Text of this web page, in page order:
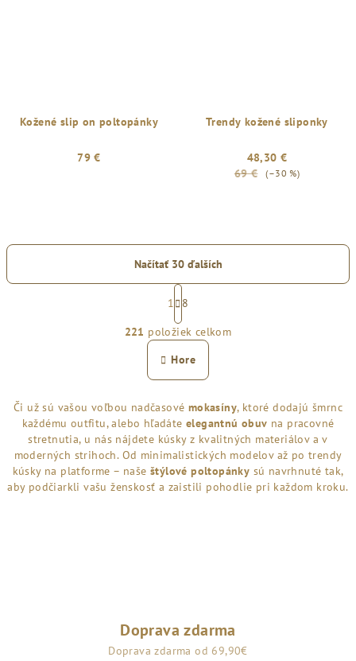
Kožené slip on poltopánky
79 €
Trendy kožené sliponky
48,30 €
69 €
(–30 %)
O
v
l
á
a
c
i
e
p
i
s
Načítať 30 ďalších
S
t
r
á
n
k
o
a
n
i
e
1
8
221 položiek celkom
Hore
Či už sú vašou voľbou nadčasové mokasíny, ktoré dodajú šmrnc
každému outfitu, alebo hľadáte elegantnú obuv na pracovné
stretnutia, u nás nájdete kúsky z kvalitných materiálov a v
moderných strihoch. Od minimalistických modelov až po trendy
kúsky na platforme – naše štýlové poltopánky sú navrhnuté tak,
aby podčiarkli vašu ženskosť a zaistili pohodlie pri každom kroku.
Doprava zdarma
Doprava zdarma od 69,90€